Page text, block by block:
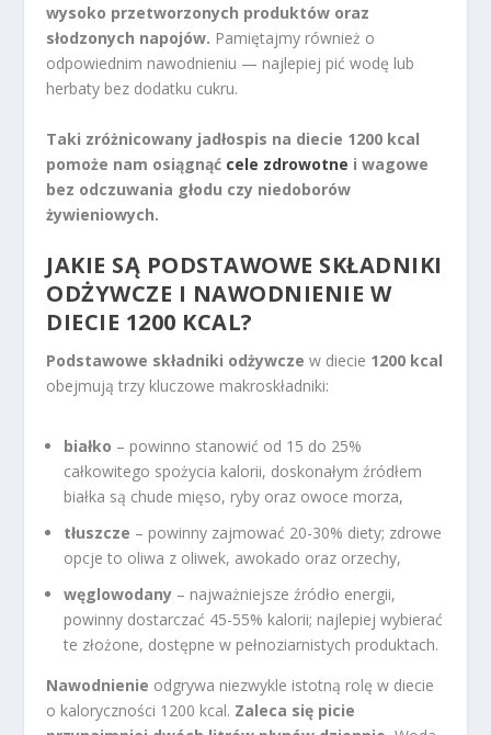
wysoko przetworzonych produktów oraz
słodzonych napojów. Pamiętajmy również o
odpowiednim nawodnieniu — najlepiej pić wodę lub
herbaty bez dodatku cukru.
Taki zróżnicowany jadłospis na diecie 1200 kcal
pomoże nam osiągnąć cele zdrowotne i wagowe
bez odczuwania głodu czy niedoborów
żywieniowych.
JAKIE SĄ PODSTAWOWE SKŁADNIKI
ODŻYWCZE I NAWODNIENIE W
DIECIE 1200 KCAL?
Podstawowe składniki odżywcze w diecie 1200 kcal
obejmują trzy kluczowe makroskładniki:
białko – powinno stanowić od 15 do 25%
całkowitego spożycia kalorii, doskonałym źródłem
białka są chude mięso, ryby oraz owoce morza,
tłuszcze – powinny zajmować 20-30% diety; zdrowe
opcje to oliwa z oliwek, awokado oraz orzechy,
węglowodany – najważniejsze źródło energii,
powinny dostarczać 45-55% kalorii; najlepiej wybierać
te złożone, dostępne w pełnoziarnistych produktach.
Nawodnienie odgrywa niezwykle istotną rolę w diecie
o kaloryczności 1200 kcal. Zaleca się picie